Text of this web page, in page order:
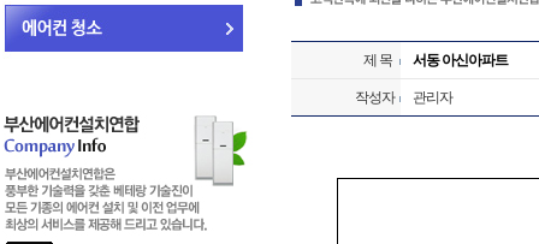
제 목 서동 아신아파트
작성자 관리자